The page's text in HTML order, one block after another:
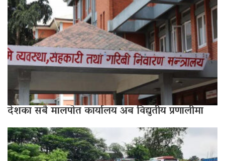
देशका सबै मालपोत कार्यालय अब विद्युतीय प्रणालीमा